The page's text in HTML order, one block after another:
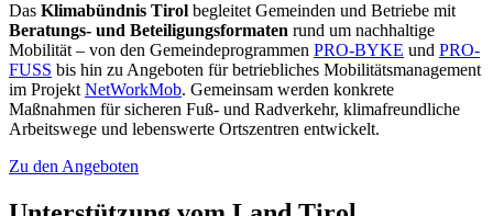
Das Klimabündnis Tirol begleitet Gemeinden und Betriebe mit
Beratungs- und Beteiligungsformaten rund um nachhaltige
Mobilität – von den Gemeindeprogrammen PRO-BYKE und PRO-
FUSS bis hin zu Angeboten für betriebliches Mobilitätsmanagement
im Projekt NetWorkMob. Gemeinsam werden konkrete
Maßnahmen für sicheren Fuß- und Radverkehr, klimafreundliche
Arbeitswege und lebenswerte Ortszentren entwickelt.
Zu den Angeboten